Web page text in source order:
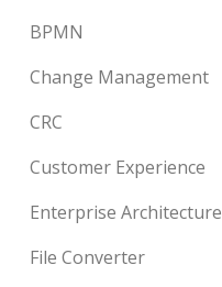
BPMN
Change Management
CRC
Customer Experience
Enterprise Architecture
File Converter